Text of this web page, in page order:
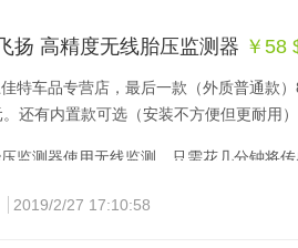
扬 高精度无线胎压监测器 ￥58
特车品专营店，最后一款（外质普通款
还有内置款可选（安装不方便但更耐用
监测器使用无线监测，只需花几分钟将
、快漏气、胎压高、胎温高均有报警，适
充电板。
2019/2/27 17:10:58